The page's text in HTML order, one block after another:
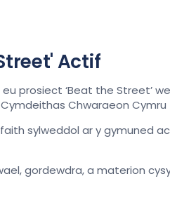
Actif
prosiect ‘Beat the Street’
Chwaraeon Cymru
sylweddol ar y gymuned
gordewdra, a materion